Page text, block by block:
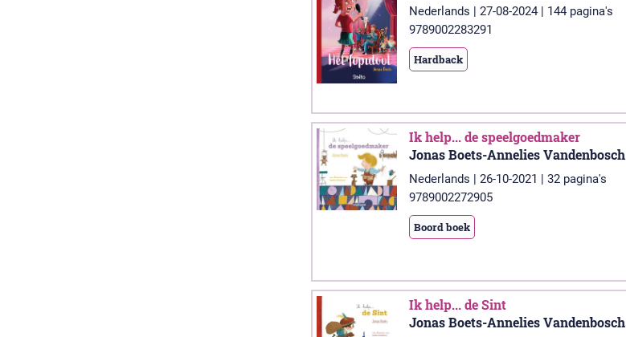
Nederlands | 27-08-2024 | 144 pagina's
9789002283291
Hardback
Ik help... de speelgoedmaker
Jonas Boets-Annelies Vandenbosch
Nederlands | 26-10-2021 | 32 pagina's
9789002272905
Boord boek
Ik help... de Sint
Jonas Boets-Annelies Vandenbosch